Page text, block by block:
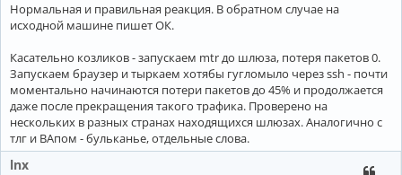
Нормальная и правильная реакция. В обратном случае на
исходной машине пишет ОК.
Касательно козликов - запускаем mtr до шлюза, потеря пакетов 0.
Запускаем браузер и тыркаем хотябы гугломыло через ssh - почти
моментально начинаются потери пакетов до 45% и продолжается
даже после прекращения такого трафика. Проверено на
нескольких в разных странах находящихся шлюзах. Аналогично с
тлг и ВАпом - бульканье, отдельные слова.
lnx